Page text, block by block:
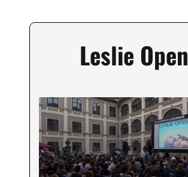
Leslie Open
Image